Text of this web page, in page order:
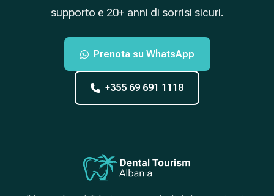
supporto e 20+ anni di sorrisi sicuri.
Prenota su WhatsApp
+355 69 691 1118